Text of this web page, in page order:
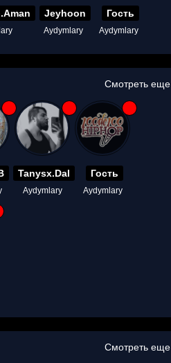
Jeyhoon
Aydymlary
Гость
Aydymlary
Смотреть еще
Tanysx.Dal
Aydymlary
Гость
Aydymlary
Смотреть еще